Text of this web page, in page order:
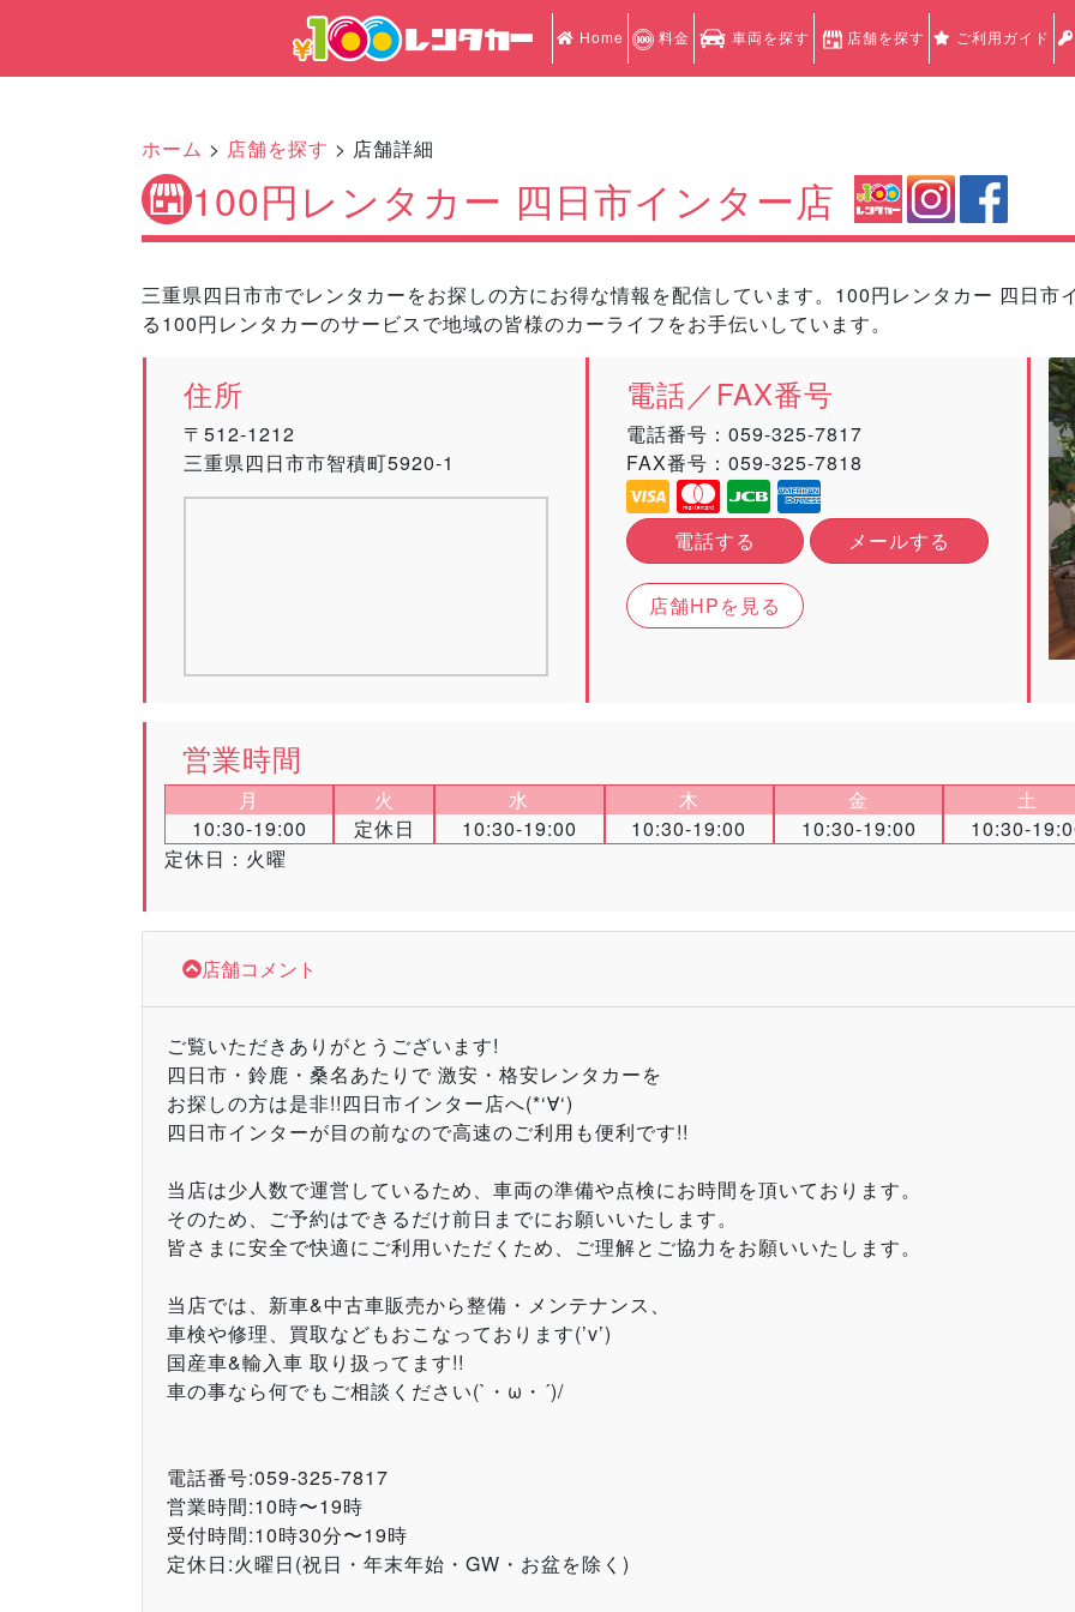
Home 料金 車両を探す 店舗を探す ご利用ガイド
ホーム > 店舗を探す > 店舗詳細
100円レンタカー 四日市インター店
三重県四日市市でレンタカーをお探しの方にお得な情報を配信しています。100円レンタカー 四日
る100円レンタカーのサービスで地域の皆様のカーライフをお手伝いしています。
住所
〒512-1212
三重県四日市市智積町5920-1
電話／FAX番号
電話番号： 059-325-7817
FAX番号：059-325-7818
電話する メールする
店舗HPを見る
営業時間
月
10:30-19:00
火
定休日
水
10:30-19:00
木
10:30-19:00
金
10:30-19:00
土
10:30-
定休日：火曜
店舗コメント
ご覧いただきありがとうございます!
四日市・鈴鹿・桑名あたりで 激安・格安レンタカーを
お探しの方は是非!!四日市インター店へ(*‘∀‘)
四日市インターが目の前なので高速のご利用も便利です!!
当店は少人数で運営しているため、車両の準備や点検にお時間を頂いております。
そのため、ご予約はできるだけ前日までにお願いいたします。
皆さまに安全で快適にご利用いただくため、ご理解とご協力をお願いいたします。
当店では、新車&中古車販売から整備・メンテナンス、
車検や修理、買取などもおこなっております(’v’)ゞ
国産車&輸入車 取り扱ってます!!
車の事なら何でもご相談ください(`・ω・´)/
電話番号:059-325-7817
営業時間:10時〜19時
受付時間:10時30分〜19時
定休日:火曜日(祝日・年末年始・GW・お盆を除く)